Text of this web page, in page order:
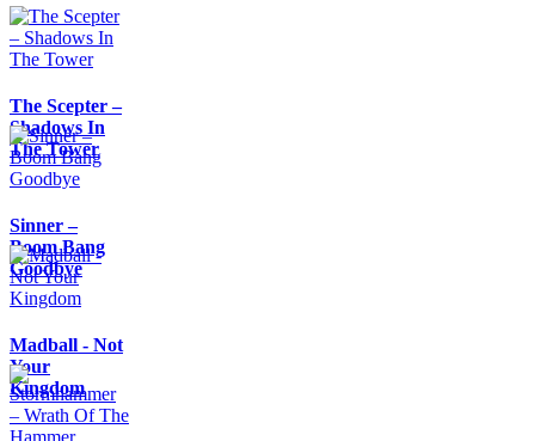
The Scepter –
Shadows In
The Tower
Sinner –
Boom Bang
Goodbye
Madball - Not
Your
Kingdom